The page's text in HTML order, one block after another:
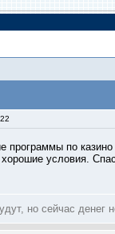
программы по
условия.
но сейчас денег